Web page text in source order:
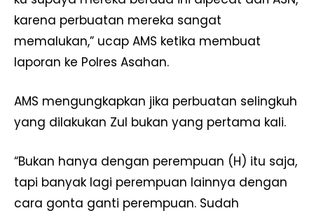
karena perbuatan mereka sangat
memalukan,” ucap AMS ketika membuat
laporan ke Polres Asahan.
AMS mengungkapkan jika perbuatan selingkuh
yang dilakukan Zul bukan yang pertama kali.
“Bukan hanya dengan perempuan (H) itu saja,
tapi banyak lagi perempuan lainnya dengan
cara gonta ganti perempuan. Sudah